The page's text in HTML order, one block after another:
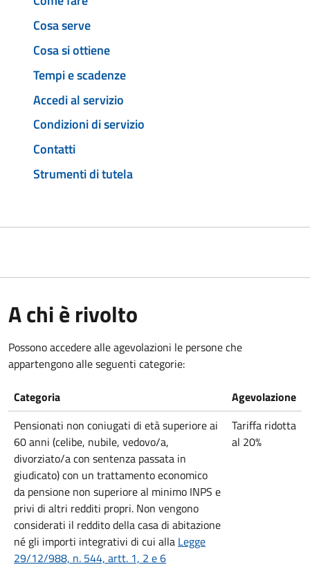
Cosa serve
Cosa si ottiene
Tempi e scadenze
Accedi al servizio
Condizioni di servizio
Contatti
Strumenti di tutela
A chi è rivolto
Possono accedere alle agevolazioni le persone che
appartengono alle seguenti categorie:
Categoria
Agevolazione
Pensionati non coniugati di età superiore ai
60 anni (celibe, nubile, vedovo/a,
divorziato/a con sentenza passata in
giudicato) con un trattamento economico
da pensione non superiore al minimo INPS e
privi di altri redditi propri. Non vengono
considerati il reddito della casa di abitazione
né gli importi integrativi di cui alla Legge
29/12/988, n. 544, artt. 1, 2 e 6
Tariffa ridotta
al 20%